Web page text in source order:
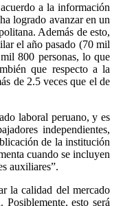
a la información
logrado avanzar en un
Además de esto,
el año pasado (70 mil
800 personas, lo que
que respecto a la
de 2.5 veces que el de
laboral peruano, y es
independientes,
de la institución
cuando se incluyen
auxiliares”.
la calidad del mercado
esto será